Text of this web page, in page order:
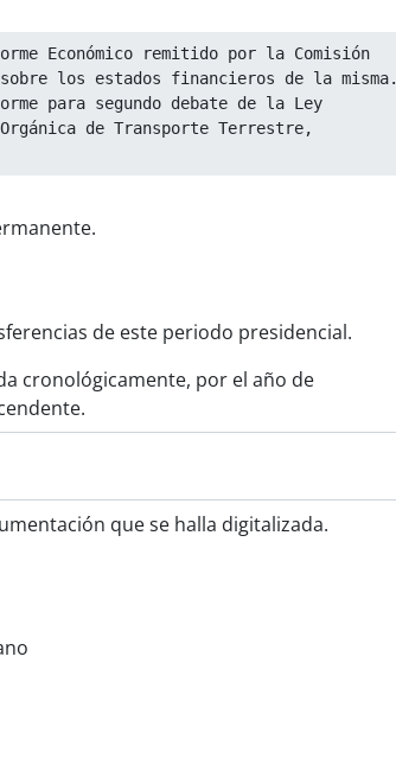
Económico remitido por la Comisión
los estados financieros de la misma.
para segundo debate de la Ley
de Transporte Terrestre,
de este periodo presidencial.
cronológicamente, por el año de
que se halla digitalizada.